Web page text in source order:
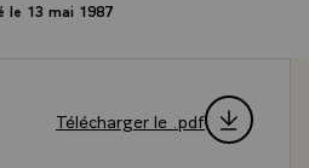
le 13 mai 1987
Télécharger le .pdf